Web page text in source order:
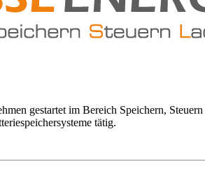
gestartet im Bereich Speichern,
tätig.